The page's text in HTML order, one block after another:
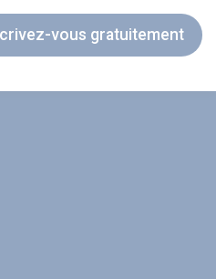
vous gratuitement